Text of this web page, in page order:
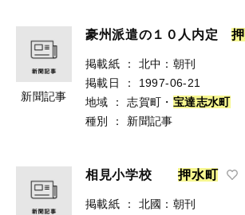
新聞記事
豪州派遣の１０人内定押
掲載紙 ：
北中：朝刊
掲載日
：
1997-06-21
地域
： 志賀町・ 宝達志水町
種別
： 新聞記事
相見小学校押水町
掲載紙 ：
北國：朝刊